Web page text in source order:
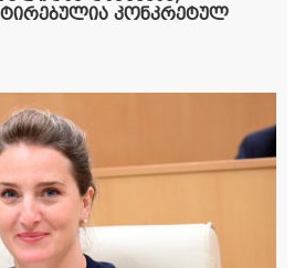
კონკრეტულ